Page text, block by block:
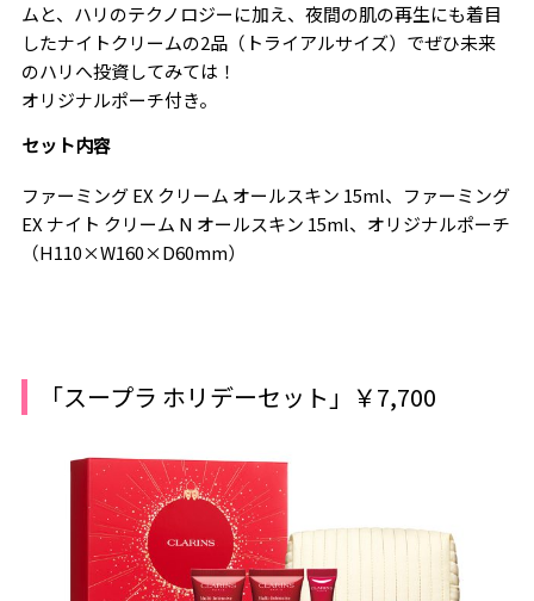
ムと、ハリのテクノロジーに加え、夜間の肌の再生にも着目
したナイトクリームの2品（トライアルサイズ）でぜひ未来
のハリへ投資してみては！
オリジナルポーチ付き。
セット内容
ファーミング EX クリーム オールスキン 15ml、ファーミング
EX ナイト クリーム N オールスキン 15ml、オリジナルポーチ
（H110×W160×D60mm）
「スープラ ホリデーセット」￥7,700